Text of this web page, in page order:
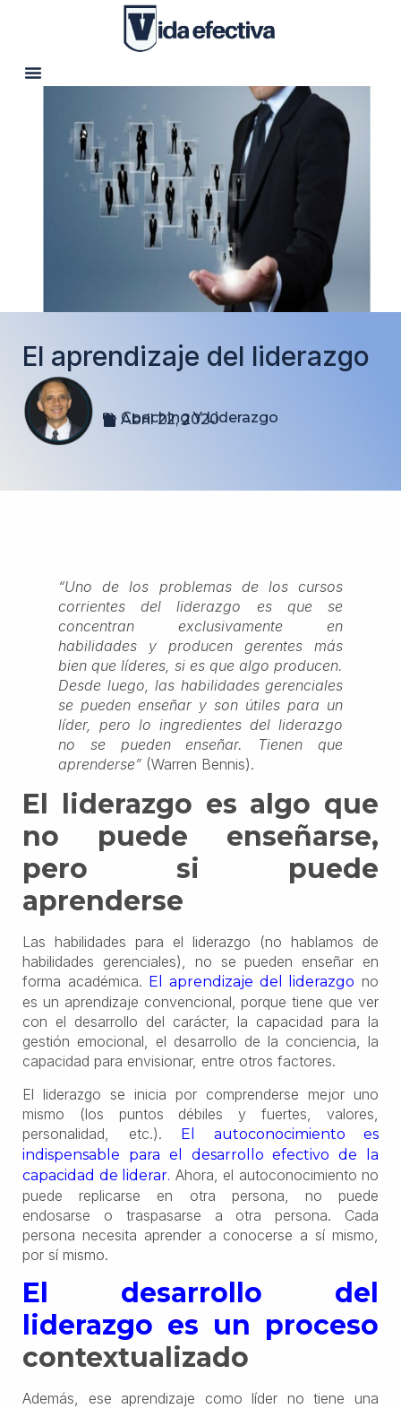
El aprendizaje del liderazgo
Coaching Y Liderazgo
Abril 22, 2020
“Uno de los problemas de los cursos
corrientes del liderazgo es que se
concentran exclusivamente en
habilidades y producen gerentes más
bien que líderes, si es que algo producen.
Desde luego, las habilidades gerenciales
se pueden enseñar y son útiles para un
líder, pero lo ingredientes del liderazgo
no se pueden enseñar. Tienen que
aprenderse” (Warren Bennis).
El liderazgo es algo que
no puede enseñarse,
pero si puede
aprenderse
Las habilidades para el liderazgo (no hablamos de
habilidades gerenciales), no se pueden enseñar en
forma académica. El aprendizaje del liderazgo no
es un aprendizaje convencional, porque tiene que ver
con el desarrollo del carácter, la capacidad para la
gestión emocional, el desarrollo de la conciencia, la
capacidad para envisionar, entre otros factores.
El liderazgo se inicia por comprenderse mejor uno
mismo (los puntos débiles y fuertes, valores,
personalidad, etc.). El autoconocimiento es
indispensable para el desarrollo efectivo de la
capacidad de liderar. Ahora, el autoconocimiento no
puede replicarse en otra persona, no puede
endosarse o traspasarse a otra persona. Cada
persona necesita aprender a conocerse a sí mismo,
por sí mismo.
El desarrollo del
liderazgo es un proceso
contextualizado
Además, ese aprendizaje como líder no tiene una